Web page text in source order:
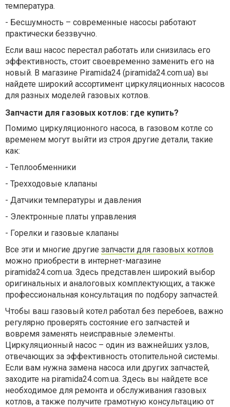
температура.
- Бесшумность – современные насосы работают
практически беззвучно.
Если ваш насос перестал работать или снизилась его
эффективность, стоит своевременно заменить его на
новый. В магазине Piramida24 (piramida24.com.ua) вы
найдете широкий ассортимент циркуляционных насосов
для разных моделей газовых котлов.
Запчасти для газовых котлов: где купить?
Помимо циркуляционного насоса, в газовом котле со
временем могут выйти из строя другие детали, такие
как:
- Теплообменники
- Трехходовые клапаны
- Датчики температуры и давления
- Электронные платы управления
- Горелки и газовые клапаны
Все эти и многие другие запчасти для газовых котлов
можно приобрести в интернет-магазине
piramida24.com.ua. Здесь представлен широкий выбор
оригинальных и аналоговых комплектующих, а также
профессиональная консультация по подбору запчастей.
Чтобы ваш газовый котел работал без перебоев, важно
регулярно проверять состояние его запчастей и
вовремя заменять неисправные элементы.
Циркуляционный насос – один из важнейших узлов,
отвечающих за эффективность отопительной системы.
Если вам нужна замена насоса или других запчастей,
заходите на piramida24.com.ua. Здесь вы найдете все
необходимое для ремонта и обслуживания газовых
котлов, а также получите грамотную консультацию от